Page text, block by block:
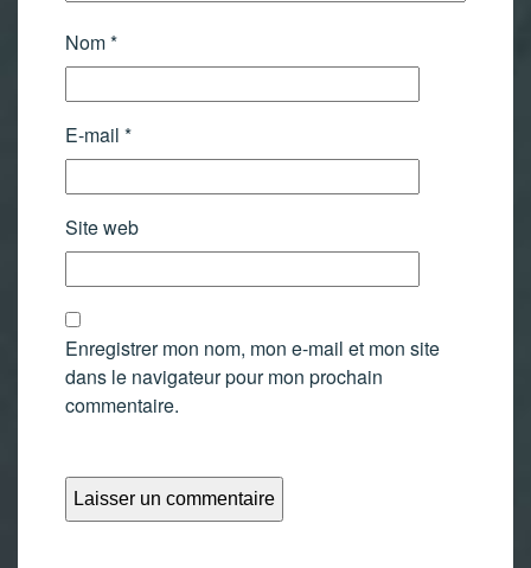
Nom*
E-mail *
Site web
Enregistrer mon nom, mon e-mail et mon site
dans le navigateur pour mon prochain
commentaire.